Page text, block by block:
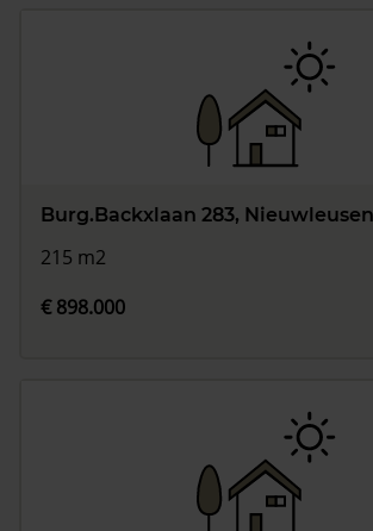
Burg.Backxlaan 283, Nieuwleusen
215 m2
€ 898.000